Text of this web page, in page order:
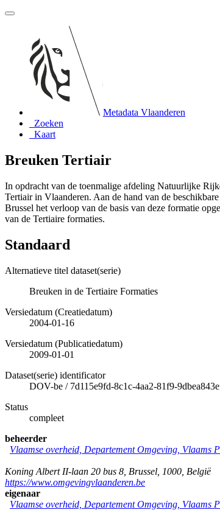
Metadata Vlaanderen
Zoeken
Kaart
Breuken Tertiair
In opdracht van de toenmalige afdeling Natuurlijke
Tertiair in Vlaanderen. Aan de hand van de
Brussel het verloop van de basis van deze formatie
van de Tertiaire formaties.
Standaard
Alternatieve titel dataset(serie)
Breuken in de Tertiaire Formaties
Versiedatum (Creatiedatum)
2004-01-16
Versiedatum (Publicatiedatum)
2009-01-01
Dataset(serie) identificator
DOV-be / 7d115e9fd-8c1c-4aa2-81f9-
Status
compleet
beheerder
Vlaamse overheid, Departement Omgeving, Vlaams
Koning Albert II-laan 20 bus 8 Brussel 1000 België
https://www.omgevingvlaanderen.be
eigenaar
Vlaamse overheid, Departement Omgeving, Vlaams